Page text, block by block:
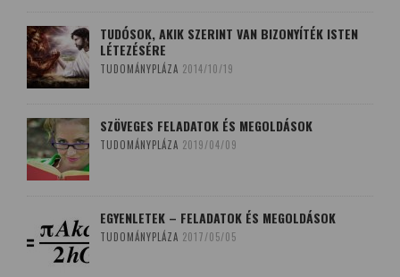
TUDÓSOK, AKIK SZERINT VAN BIZONYÍTÉK ISTEN
LÉTEZÉSÉRE
TUDOMÁNYPLÁZA 2014/10/19
SZÖVEGES FELADATOK ÉS MEGOLDÁSOK
TUDOMÁNYPLÁZA 2019/04/09
EGYENLETEK – FELADATOK ÉS MEGOLDÁSOK
TUDOMÁNYPLÁZA 2017/05/05